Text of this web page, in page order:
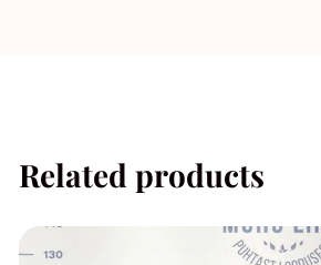
Related products